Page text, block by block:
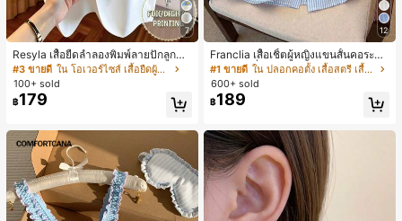
7
Resyla เสื้อยืดลำลองพิมพ์ลายปักลูกปัด
รูปโบว์ขนาดใหญ่สำหรับผู้หญิง
#3 ขายดี
ใน โอเวอร์ไซส์ เสื้อยืดผู้หญิง
100+ sold
฿179
12
Franclia เสื้อเชิ้ตผู้หญิงแขนสั้นคอระบา
ยกระดุมเดี่ยวลายทาง
#1 ขายดี
ใน ปลอกคอตั้ง เสื้อสตรี เสื้อเบลาส์ & Tee
600+ sold
฿189